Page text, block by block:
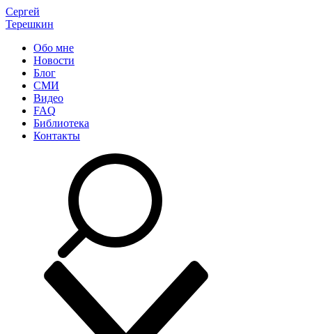
Сергей
Терешкин
Обо мне
Новости
Блог
СМИ
Видео
FAQ
Библиотека
Контакты